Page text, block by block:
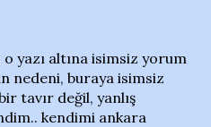
yazı altına isimsiz yorum
nedeni, buraya isimsiz
tavır değil, yanlış
kendimi ankara